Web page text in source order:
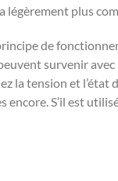
légèrement plus
de
survenir
la tension et l’état
encore. S’il est